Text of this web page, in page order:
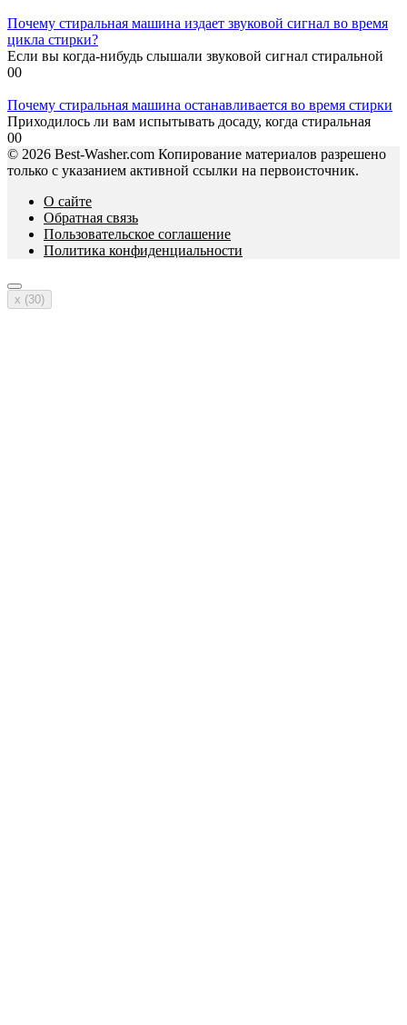
Почему стиральная машина издает звуковой сигнал во время
цикла стирки?
Если вы когда-нибудь слышали звуковой сигнал стиральной
00
Почему стиральная машина останавливается во время стирки
Приходилось ли вам испытывать досаду, когда стиральная
00
© 2026 Best-Washer.com Копирование материалов разрешено
только с указанием активной ссылки на первоисточник.
О сайте
Обратная связь
Пользовательское соглашение
Политика конфиденциальности
x (30)